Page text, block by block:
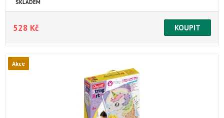
SKLADEM
528 Kč
Akce